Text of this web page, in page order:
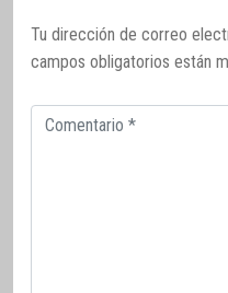
Tu dirección de correo
campos obligatorios están
Comentario